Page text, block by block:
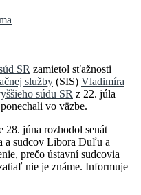
SR zamietol sťažnosti
služby (SIS) Vladimíra
súdu SR z 22. júla
vo väzbe.
28. júna rozhodol senát
a sudcov Libora Duľu a
prečo ústavní sudcovia
nie je známe. Informuje